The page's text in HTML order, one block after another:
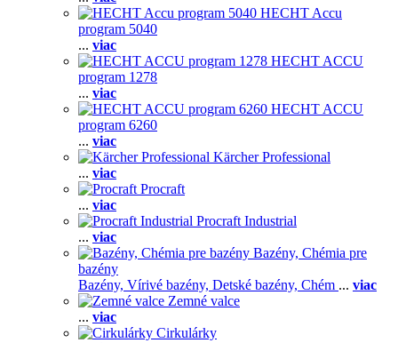
HECHT Accu
program 5040
... viac
HECHT ACCU
program 1278
... viac
HECHT ACCU
program 6260
... viac
Kärcher Professional
... viac
Procraft
... viac
Procraft Industrial
... viac
Bazény, Chémia pre
bazény
Bazény, Vírivé bazény, Detské bazény, Chém ... viac
Zemné valce
... viac
Cirkulárky